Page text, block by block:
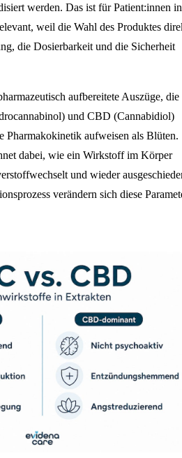
werden. Das ist für Patient:innen in
weil die Wahl des Produktes
die Dosierbarkeit und die Sicherheit
aufbereitete Auszüge, die
und CBD (Cannabidiol)
Pharmakokinetik aufweisen als Blüten.
dabei, wie ein Wirkstoff im Körper
und wieder
verändern sich diese